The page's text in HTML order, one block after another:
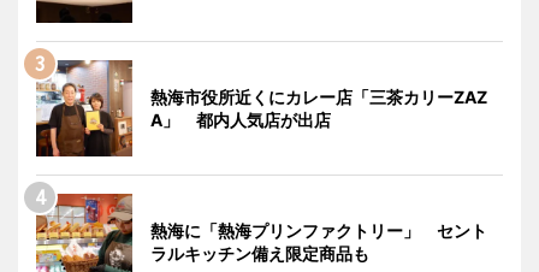
熱海市役所近くにカレー店「三茶カリーZAZ
A」 都内人気店が出店
熱海に「熱海プリンファクトリー」 セント
ラルキッチン備え限定商品も